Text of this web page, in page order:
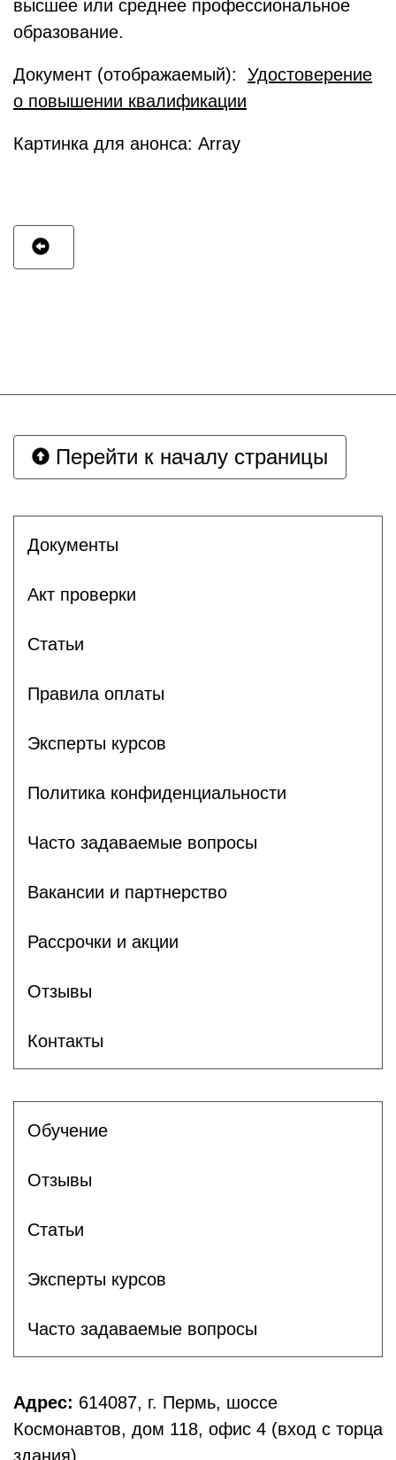
высшее или среднее профессиональное
образование.
Документ (отображаемый): Удостоверение
о повышении квалификации
Картинка для анонса: Array
Перейти к началу страницы
Документы
Акт проверки
Статьи
Правила оплаты
Эксперты курсов
Политика конфиденциальности
Часто задаваемые вопросы
Вакансии и партнерство
Рассрочки и акции
Отзывы
Контакты
Обучение
Отзывы
Статьи
Эксперты курсов
Часто задаваемые вопросы
Адрес: 614087, г. Пермь, шоссе
Космонавтов, дом 118, офис 4 (вход с торца
здания)